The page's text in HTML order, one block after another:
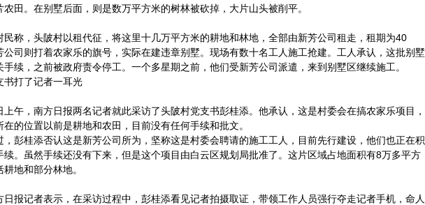
农田。在别墅后面，则是数万平方米的树林被砍掉，大片山头被削平。
，头陂村以租代征，将这里十几万平方米的耕地和林地，全部由新芳公司租走，租期为40
公司则打着农家乐的旗号，实际在建违章别墅。现场有数十名工人施工抢建。工人承认，这批别墅
手续，之前被政府责令停工。一个多星期之前，他们受新芳公司派遣，来到别墅区继续施工。
打了记者一耳光
，南方日报两名记者就此采访了头陂村党支书彭桂添。他承认，这是村委会在搞农家乐项目，
在的位置以前是耕地和农田，目前没有任何手续和批文。
桂添否认这是新芳公司所为，坚称这是村委会聘请的施工工人，目前先行建设，他们也正在积
续。虽然手续还没有下来，但是这个项目由白云区规划局批准了。这片区域占地面积有8万多平方
地和部分林地。
记者表示，在采访过程中，彭桂添看见记者拍摄取证，带领工作人员强行夺走记者手机，命人